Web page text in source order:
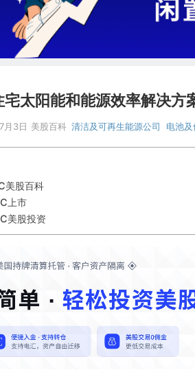
宅太阳能和能源效率解决
月3日 美股百科 清洁及可再生能源公司 电池
美股百科
上市
美股投资